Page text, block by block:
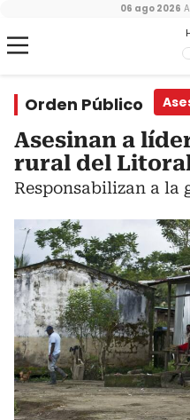
06 ago 2026
Orden Público
Asesinan a
rural del
Responsabilizan a la